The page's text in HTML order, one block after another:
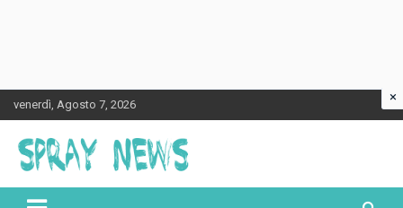
to
content
venerdì, Agosto 7, 2026
Spraynews.it
×